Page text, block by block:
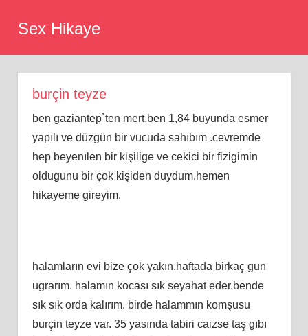
Sex Hikaye
burçin teyze
ben gaziantep`ten mert.ben 1,84 buyunda esmer
yapılı ve düzgün bir vucuda sahıbım .cevremde
hep beyenılen bir kişilige ve cekici bir fizigimin
oldugunu bir çok kişiden duydum.hemen
hikayeme gireyim.
halamların evi bize çok yakın.haftada birkaç gun
ugrarım. halamın kocası sık seyahat eder.bende
sık sık orda kalırım. birde halammın komşusu
burçin teyze var. 35 yasında tabiri caizse taş gıbı